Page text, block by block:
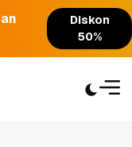
Diskon
50%